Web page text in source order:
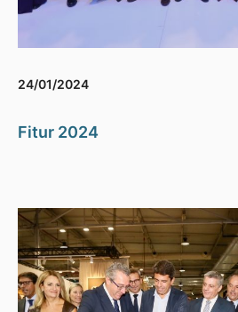
24/01/2024
Fitur 2024